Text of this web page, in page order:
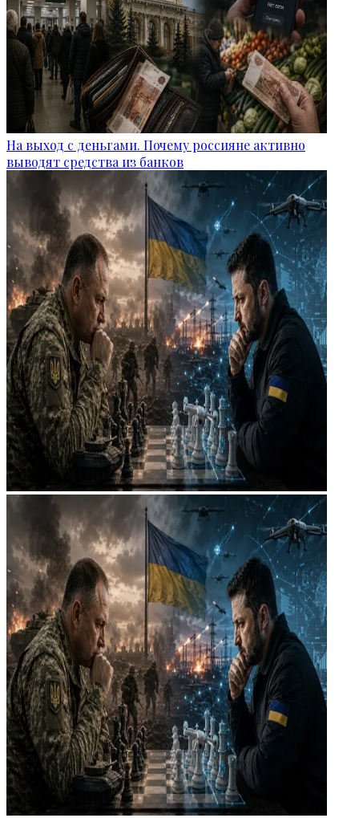
На выход с деньгами. Почему россияне активно
выводят средства из банков